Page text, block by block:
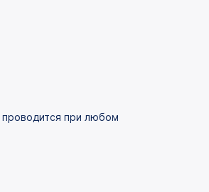
при любом